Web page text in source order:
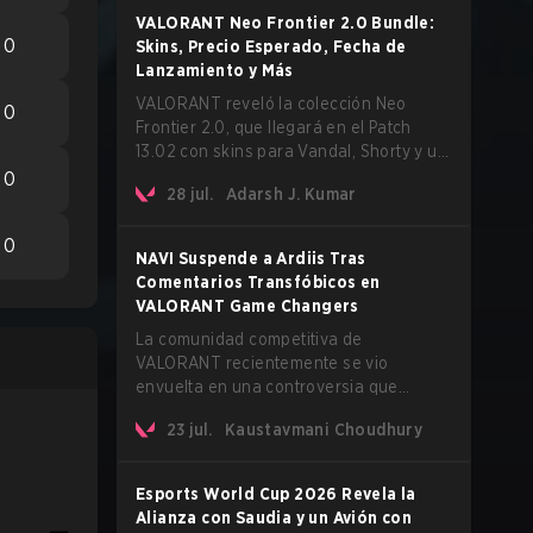
0
0
0
0
esperado modo AROS: Replication.
VALORANT Neo Frontier 2.0 Bundle:
Skins, Precio Esperado, Fecha de
Lanzamiento y Más
VALORANT reveló la colección Neo
Frontier 2.0, que llegará en el Patch
13.02 con skins para Vandal, Shorty y un
28 jul.
Adarsh J. Kumar
NAVI Suspende a Ardiis Tras
Comentarios Transfóbicos en
VALORANT Game Changers
La comunidad competitiva de
VALORANT recientemente se vio
envuelta en una controversia que
profesional Ardis "ardiis" Svarenieks y a
comentarios realizados durante un co-
23 jul. Kaustavmani Choudhury
Esports World Cup 2026 Revela la
Alianza con Saudia y un Avión con